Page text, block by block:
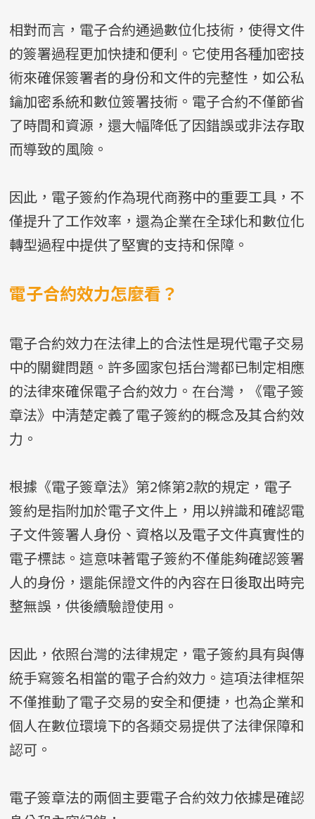
相對而言，電子合約通過數位化技術，使得文件
的簽署過程更加快捷和便利。它使用各種加密技
術來確保簽署者的身份和文件的完整性，如公私
鑰加密系統和數位簽署技術。電子合約不僅節省
了時間和資源，還大幅降低了因錯誤或非法存取
而導致的風險。
因此，電子簽約作為現代商務中的重要工具，不
僅提升了工作效率，還為企業在全球化和數位化
轉型過程中提供了堅實的支持和保障。
電子合約效力怎麼看？
電子合約效力在法律上的合法性是現代電子交易
中的關鍵問題。許多國家包括台灣都已制定相應
的法律來確保電子合約效力。在台灣，《電子簽
章法》中清楚定義了電子簽約的概念及其合約效
力。
根據《電子簽章法》第2條第2款的規定，電子
簽約是指附加於電子文件上，用以辨識和確認電
子文件簽署人身份、資格以及電子文件真實性的
電子標誌。這意味著電子簽約不僅能夠確認簽署
人的身份，還能保證文件的內容在日後取出時完
整無誤，供後續驗證使用。
因此，依照台灣的法律規定，電子簽約具有與傳
統手寫簽名相當的電子合約效力。這項法律框架
不僅推動了電子交易的安全和便捷，也為企業和
個人在數位環境下的各類交易提供了法律保障和
認可。
電子簽章法的兩個主要電子合約效力依據是確認